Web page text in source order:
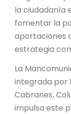
la ciudadanía
fomentar la
aportaciones
estrategia
La
integrada por
Cabranes,
impulsa este